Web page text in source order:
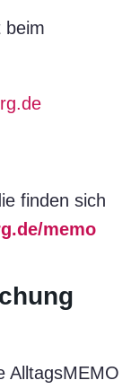
beim
finden sich
memo
AlltagsMEMO